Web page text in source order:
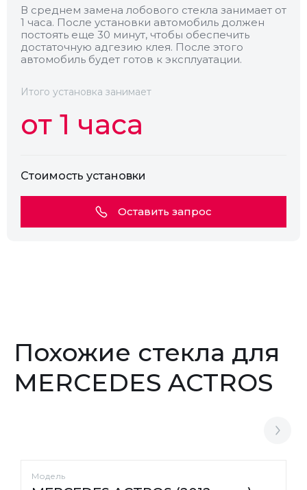
Теплопоглощающее Нет
Обогрев
Камера
В среднем замена лобового стекла занимает от
1 часа. После установки автомобиль должен
постоять еще 30 минут, чтобы обеспечить
достаточную адгезию клея. После этого
автомобиль будет готов к эксплуатации.
Итого установка занимает
от 1 часа
Стоимость установки
Оставить запрос
Похожие стекла для
MERCEDES ACTROS
Модель